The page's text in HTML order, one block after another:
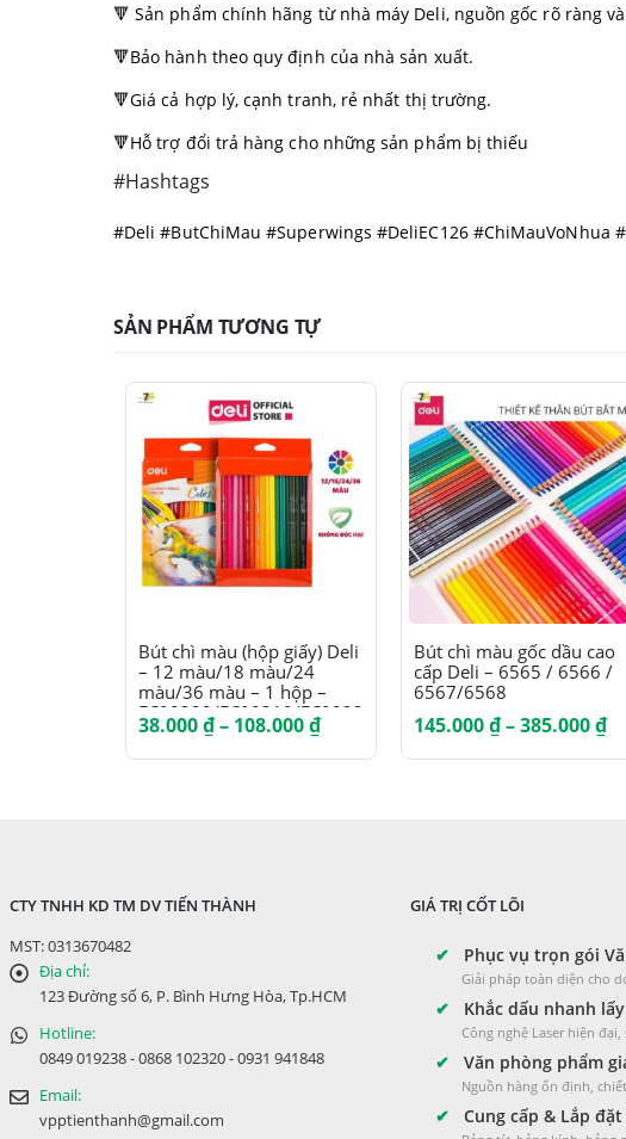
🔻 Sản phẩm chính hãng từ nhà máy Deli, nguồn gốc rõ ràng
🔻Bảo hành theo quy định của nhà sản xuất.
🔻Giá cả hợp lý, cạnh tranh, rẻ nhất thị trường.
🔻Hỗ trợ đổi trả hàng cho những sản phẩm bị thiếu
#Hashtags
#Deli #ButChiMau #Superwings #DeliEC126 #ChiMauVoNhua
SẢN PHẨM TƯƠNG TỰ
Bút chì màu (hộp giấy) Deli
– 12 màu/18 màu/24
màu/36 màu – 1 hộp –
EC00300/EC00310/EC00320/EC00330
38.000₫– 108.000₫Khoảng
từ
Sản phẩm này có nhiều biến thể. Các tùy chọn có thể được chọn trên trang sản phẩm
Bút chì màu gốc dầu cao
cấp Deli – 6565 / 6566 /
6567/6568
145.000₫–385.000₫
giá:
CTY TNHH KD TM DV TIẾN THÀNH
MST: 0313670482
Địa chỉ:
123 Đường số 6, P. Bình Hưng Hòa, Tp.HCM
Hotline:
0849 019238 - 0868 102320 - 0931 941848
Email:
vpptienthanh@gmail.com
GIÁ TRỊ CỐT LÕI
✔ Phục vụ trọn gói
Giải pháp toàn diện cho
✔ Khắc dấu nhanh
Công nghệ Laser hiện đại,
✔ Văn phòng phẩm
Nguồn hàng ổn định,
✔ Cung cấp & Lắp